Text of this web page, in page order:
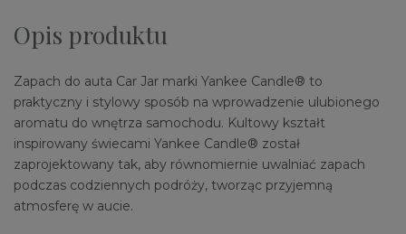
Opis produktu
Zapach do auta Car Jar marki Yankee Candle® to
praktyczny i stylowy sposób na wprowadzenie ulubionego
aromatu do wnętrza samochodu. Kultowy kształt
inspirowany świecami Yankee Candle® został
zaprojektowany tak, aby równomiernie uwalniać zapach
podczas codziennych podróży, tworząc przyjemną
atmosferę w aucie.